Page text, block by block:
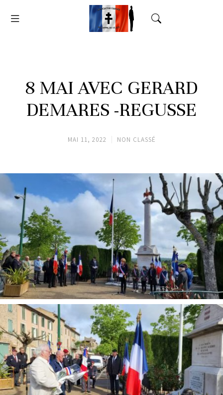
8 MAI AVEC GERARD
DEMARES -REGUSSE
MAI 11, 2022 NON CLASSÉ